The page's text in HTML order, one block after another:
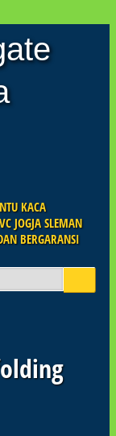
KACA
JOGJA SLEMAN
BERGARANSI